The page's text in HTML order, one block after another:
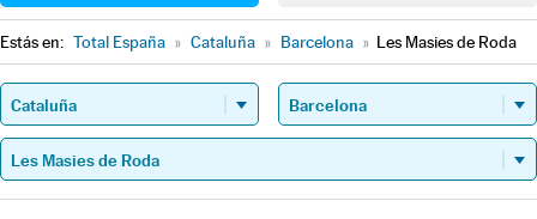
Estás en: Total España » Cataluña » Barcelona » Les Masies de Roda